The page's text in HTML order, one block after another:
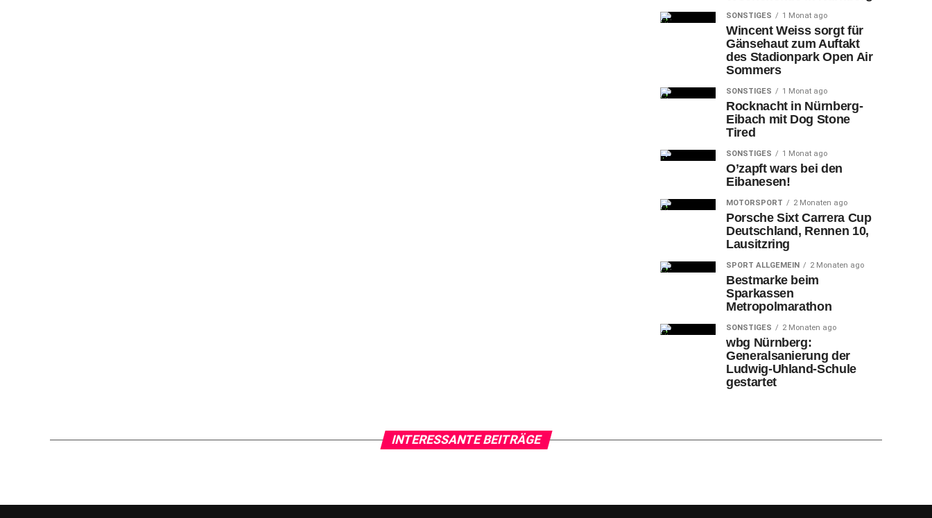
SONSTIGES 1 Monat ago
Wincent Weiss sorgt für
Gänsehaut zum Auftakt
des Stadionpark Open Air
Sommers
SONSTIGES 1 Monat ago
Rocknacht in Nürnberg-
Eibach mit Dog Stone
Tired
SONSTIGES 1 Monat ago
O’zapft wars bei den
Eibanesen!
MOTORSPORT 2 Monaten ago
Porsche Sixt Carrera Cup
Deutschland, Rennen 10,
Lausitzring
SPORT ALLGEMEIN 2 Monaten ago
Bestmarke beim
Sparkassen
Metropolmarathon
SONSTIGES 2 Monaten ago
wbg Nürnberg:
Generalsanierung der
Ludwig-Uhland-Schule
gestartet
INTERESSANTE BEITRÄGE